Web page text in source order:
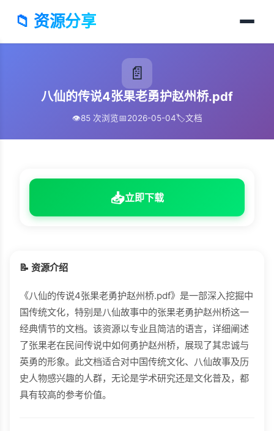
📁 资源分享
📄
八仙的传说4张果老勇护赵州桥.pdf
👁️85 次浏览📅2026-05-04🏷️文档
📥立即下载
📝 资源介绍
《八仙的传说4张果老勇护赵州桥.pdf》是一部深入挖掘中
国传统文化，特别是八仙故事中的张果老勇护赵州桥这一
经典情节的文档。该资源以专业且简洁的语言，详细阐述
了张果老在民间传说中如何勇护赵州桥，展现了其忠诚与
英勇的形象。此文档适合对中国传统文化、八仙故事及历
史人物感兴趣的人群，无论是学术研究还是文化普及，都
具有较高的参考价值。